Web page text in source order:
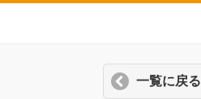
一覧に戻る